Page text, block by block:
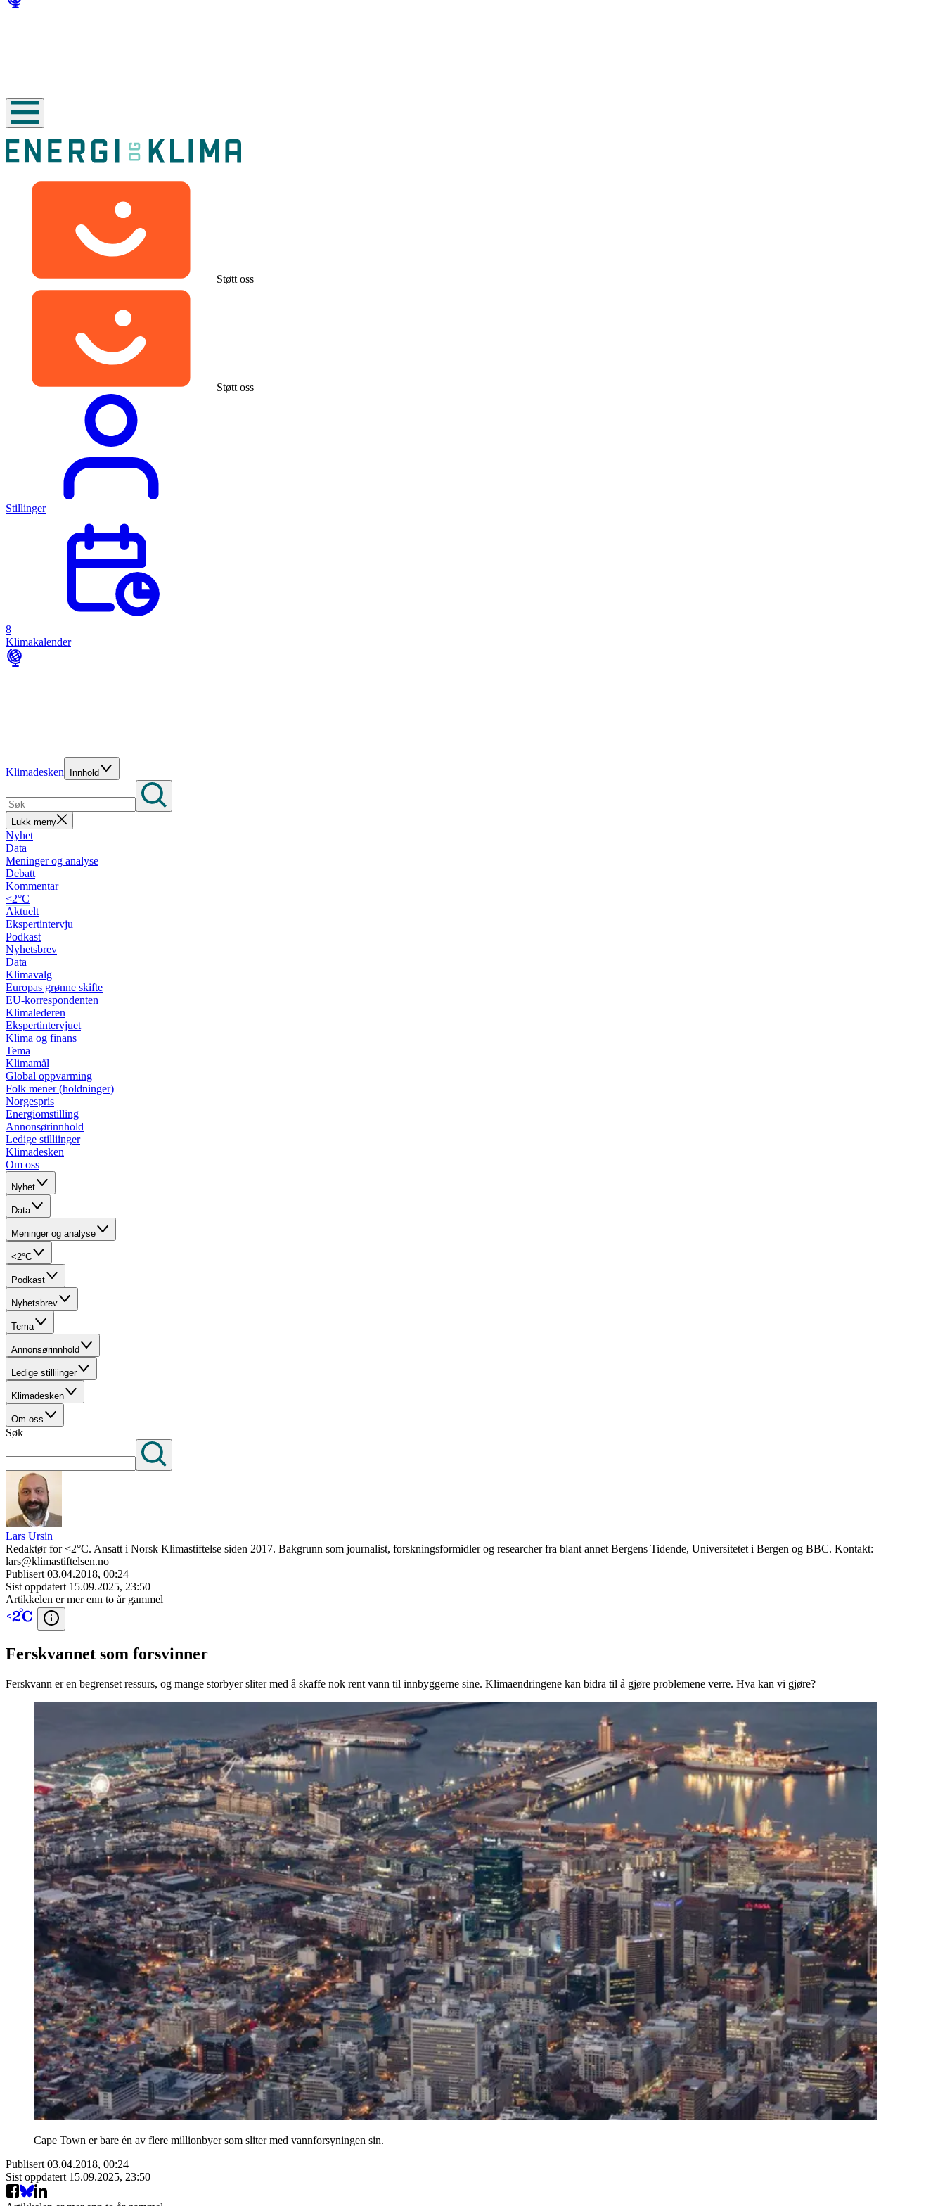
Støtt oss
Støtt oss
Stillinger
8
Klimakalender
Klimadesken Innhold
Lukk meny
Nyhet
Data
Meninger og analyse
Debatt
Kommentar
<2°C
Aktuelt
Ekspertintervju
Podkast
Nyhetsbrev
Data
Klimavalg
Europas grønne skifte
EU-korrespondenten
Klimalederen
Ekspertintervjuet
Klima og finans
Tema
Klimamål
Global oppvarming
Folk mener (holdninger)
Norgespris
Energiomstilling
Annonsørinnhold
Ledige stilliinger
Klimadesken
Om oss
Nyhet
Data
Meninger og analyse
<2°C
Podkast
Nyhetsbrev
Tema
Annonsørinnhold
Ledige stilliinger
Klimadesken
Om oss
Søk
Lars Ursin
Redaktør for <2°C. Ansatt i Norsk Klimastiftelse siden 2017. Bakgrunn som journalist, forskningsformidler og researcher fra blant annet Bergens Tidende, Universitetet i Bergen og BBC. Kontakt:
lars@klimastiftelsen.no
Publisert 03.04.2018, 00:24
Sist oppdatert 15.09.2025, 23:50
Artikkelen er mer enn to år gammel
Ferskvannet som forsvinner
Ferskvann er en begrenset ressurs, og mange storbyer sliter med å skaffe nok rent vann til innbyggerne sine. Klimaendringene kan bidra til å gjøre problemene verre. Hva kan vi gjøre?
Cape Town er bare én av flere millionbyer som sliter med vannforsyningen sin.
Publisert 03.04.2018, 00:24
Sist oppdatert 15.09.2025, 23:50